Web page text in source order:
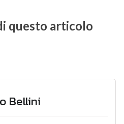
questo articolo
Bellini